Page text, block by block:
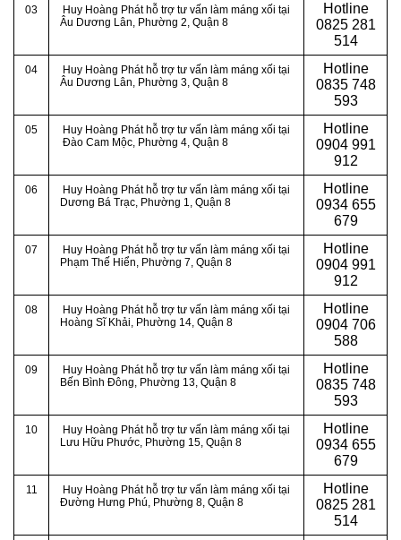
03
Huy Hoàng Phát hỗ trợ tư vấn làm máng xối tại
Âu Dương Lân, Phường 2, Quận 8
Hotline
0825 281
514
04
Huy Hoàng Phát hỗ trợ tư vấn làm máng xối tại
Âu Dương Lân, Phường 3, Quận 8
Hotline
0835 748
593
05
Huy Hoàng Phát hỗ trợ tư vấn làm máng xối tại
Đào Cam Mộc, Phường 4, Quận 8
Hotline
0904 991
912
06
Huy Hoàng Phát hỗ trợ tư vấn làm máng xối tại
Dương Bá Trạc, Phường 1, Quận 8
Hotline
0934 655
679
07
Huy Hoàng Phát hỗ trợ tư vấn làm máng xối tại
Phạm Thế Hiển, Phường 7, Quận 8
Hotline
0904 991
912
08
Huy Hoàng Phát hỗ trợ tư vấn làm máng xối tại
Hoàng Sĩ Khải, Phường 14, Quận 8
Hotline
0904 706
588
09
Huy Hoàng Phát hỗ trợ tư vấn làm máng xối tại
Bến Bình Đông, Phường 13, Quận 8
Hotline
0835 748
593
10
Huy Hoàng Phát hỗ trợ tư vấn làm máng xối tại
Lưu Hữu Phước, Phường 15, Quận 8
Hotline
0934 655
679
11
Huy Hoàng Phát hỗ trợ tư vấn làm máng xối tại
Đường Hưng Phú, Phường 8, Quận 8
Hotline
0825 281
514